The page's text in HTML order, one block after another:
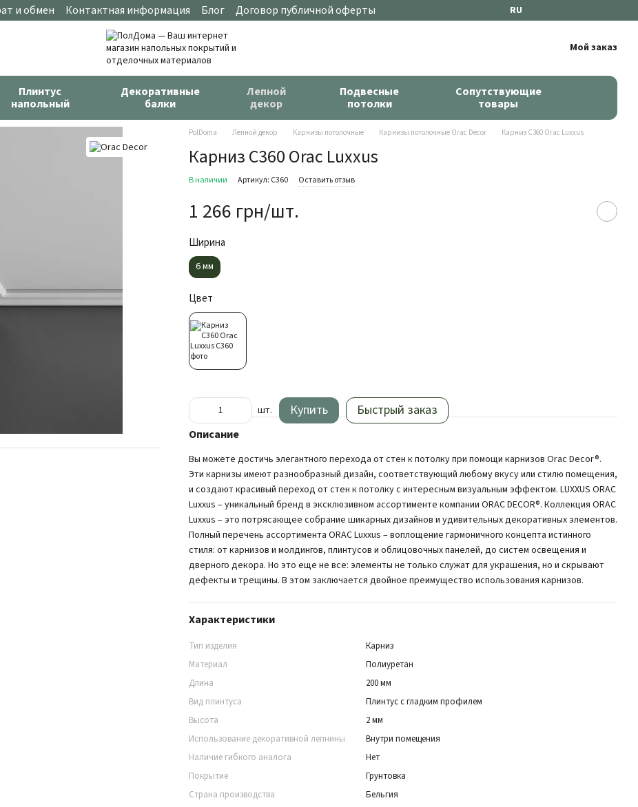
и обмен Контактная информация Блог Договор публичной оферты RU
Мой заказ
Плинтус
напольный
Декоративные
балки
Лепной
декор
Подвесные
потолки
Сопутствующие
товары
PolDoma Лепной декор Карнизы потолочные Карнизы потолочные Orac Decor Карниз C360 Orac Luxxus
Карниз C360 Orac Luxxus
В наличии Артикул: C360 Оставить отзыв
1 266 грн/шт.
Ширина
6 мм
Цвет
шт. Купить Быстрый заказ
Описание
Вы можете достичь элегантного перехода от стен к потолку при помощи карнизов Orac Decor®.
Эти карнизы имеют разнообразный дизайн, соответствующий любому вкусу или стилю помещения,
и создают красивый переход от стен к потолку с интересным визуальным эффектом. LUXXUS ORAC
Luxxus – уникальный бренд в эксклюзивном ассортименте компании ORAC DECOR®. Коллекция ORAC
Luxxus – это потрясающее собрание шикарных дизайнов и удивительных декоративных элементов.
Полный перечень ассортимента ORAC Luxxus – воплощение гармоничного концепта истинного
стиля: от карнизов и молдингов, плинтусов и облицовочных панелей, до систем освещения и
дверного декора. Но это еще не все: элементы не только служат для украшения, но и скрывают
дефекты и трещины. В этом заключается двойное преимущество использования карнизов.
Характеристики
Тип изделия
Карниз
Материал
Полиуретан
Длина
200 мм
Вид плинтуса
Плинтус с гладким профилем
Высота
2 мм
Использование декоративной лепнины
Внутри помещения
Наличие гибкого аналога
Нет
Покрытие
Грунтовка
Страна производства
Бельгия